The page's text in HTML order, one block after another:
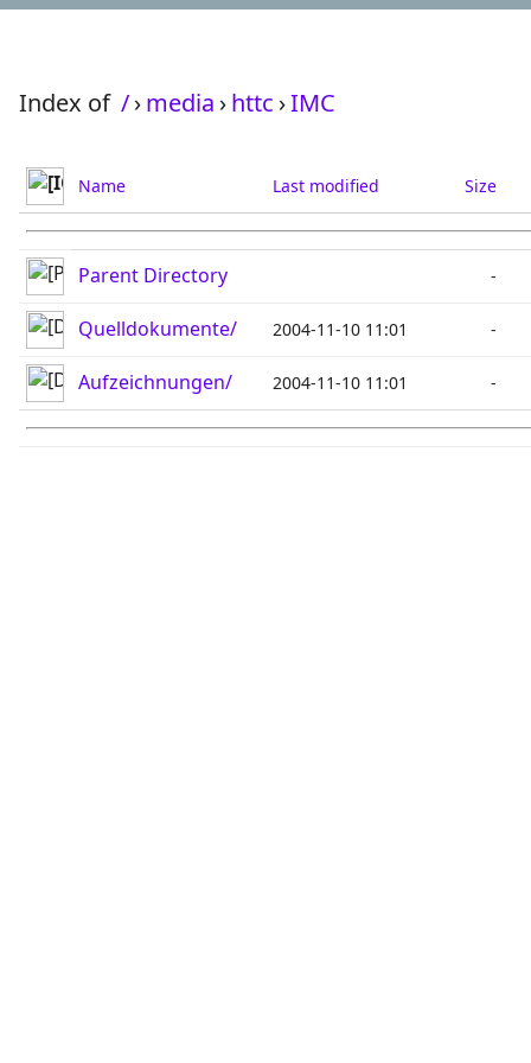
Index of /›media ›httc ›IMC
Name Last modified Size
Parent Directory -
Quelldokumente/ 2004-11-10 11:01 -
Aufzeichnungen/ 2004-11-10 11:01 -